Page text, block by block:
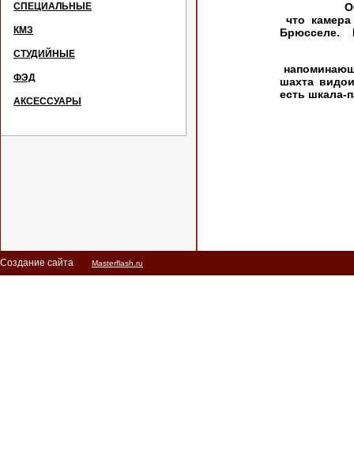
СПЕЦИАЛЬНЫЕ
КМЗ
СТУДИЙНЫЕ
ФЭД
АКСЕССУАРЫ
Очень
что
Брюсселе.
шахта
есть шкала-
Создание сайта Masterflash.ru